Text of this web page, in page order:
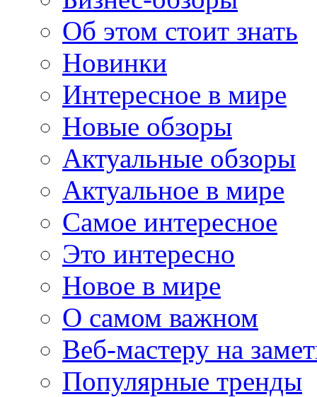
Об этом стоит знать
Новинки
Интересное в мире
Новые обзоры
Актуальные обзоры
Актуальное в мире
Самое интересное
Это интересно
Новое в мире
О самом важном
Веб-мастеру на
Популярные тренды